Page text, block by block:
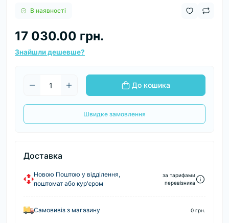
В наявності
17 030.00 грн.
Знайшли дешевше?
До кошика
Швидке замовлення
Доставка
Новою Поштою у відділення,
поштомат або кур'єром
за тарифами
перевізника
Самовивіз з магазину 0 грн.